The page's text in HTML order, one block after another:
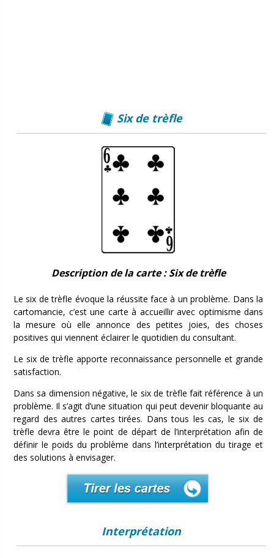
Six de trèfle
Description de la carte : Six de trèfle
Le six de trèfle évoque la réussite face à un problème. Dans la
cartomancie, c’est une carte à accueillir avec optimisme dans
la mesure où elle annonce des petites joies, des choses
positives qui viennent éclairer le quotidien du consultant.
Le six de trèfle apporte reconnaissance personnelle et grande
satisfaction.
Dans sa dimension négative, le six de trèfle fait référence à un
problème. Il s’agit d’une situation qui peut devenir bloquante au
regard des autres cartes tirées. Dans tous les cas, le six de
trèfle devra être le point de départ de l’interprétation afin de
définir le poids du problème dans l’interprétation du tirage et
des solutions à envisager.
Interprétation